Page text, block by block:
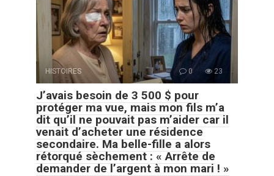
HISTOIRES 0 23
J’avais besoin de 3 500 $ pour
protéger ma vue, mais mon fils m’a
dit qu’il ne pouvait pas m’aider car il
venait d’acheter une résidence
secondaire. Ma belle-fille a alors
rétorqué sèchement : « Arrête de
demander de l’argent à mon mari ! »